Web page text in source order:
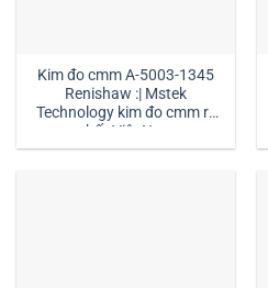
Kim đo cmm A-5003-1345
Renishaw :| Mstek
Technology kim đo cmm rẻ
nhất Việt Nam